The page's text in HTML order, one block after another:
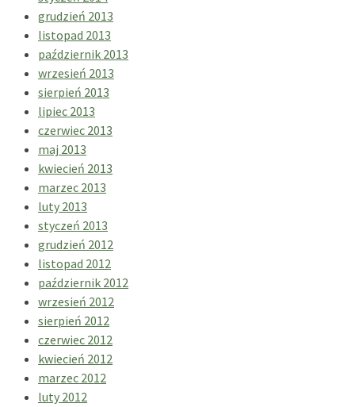
grudzień 2013
listopad 2013
październik 2013
wrzesień 2013
sierpień 2013
lipiec 2013
czerwiec 2013
maj 2013
kwiecień 2013
marzec 2013
luty 2013
styczeń 2013
grudzień 2012
listopad 2012
październik 2012
wrzesień 2012
sierpień 2012
czerwiec 2012
kwiecień 2012
marzec 2012
luty 2012